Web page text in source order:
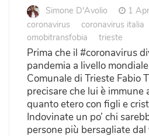
Simone D'Avolio
1
coronavirus
coronavirus italia
omobitransfobia
trieste
Prima che il #coronavirus
pandemia a livello
Comunale di Trieste Fabio
precisare che lui è immune
quanto etero con figli e
Indovinate un po’ chi
persone più bersagliate dal